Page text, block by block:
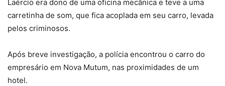
Laércio era dono de uma oficina mecânica e teve a uma
carretinha de som, que fica acoplada em seu carro, levada
pelos criminosos.
Após breve investigação, a polícia encontrou o carro do
empresário em Nova Mutum, nas proximidades de um
hotel.